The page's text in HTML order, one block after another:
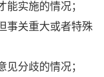
实施的情况；
关重大或者特殊
分歧的情况；